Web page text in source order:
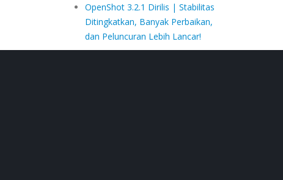
OpenShot 3.2.1 Dirilis | Stabilitas
Ditingkatkan, Banyak Perbaikan,
dan Peluncuran Lebih Lancar!